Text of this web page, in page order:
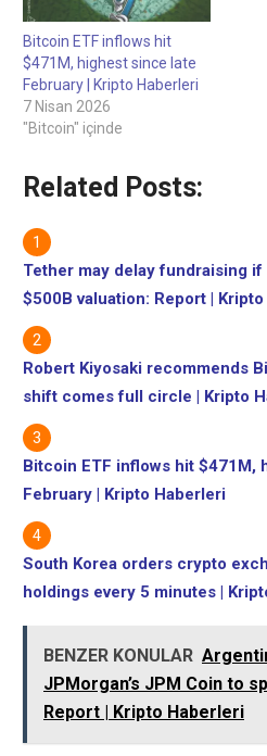
bildirilen bir pilotun
kurtarıldığını…
Bitcoin ETF inflows hit
$471M, highest since late
February | Kripto Haberleri
7 Nisan 2026
"Bitcoin" içinde
Related Posts:
Tether may delay fundraising
$500B valuation: Report |
Robert Kiyosaki recommends
shift comes full circle | Kripto
Bitcoin ETF inflows hit $471M,
February | Kripto Haberleri
South Korea orders crypto
holdings every 5 minutes |
BENZER KONULAR
JPMorgan’s JPM Coin to
Report | Kripto Haberleri